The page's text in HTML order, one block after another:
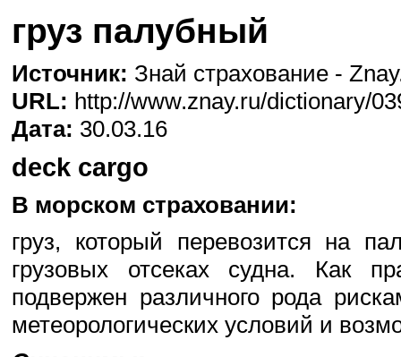
груз палубный
Источник: Знай страхование -
URL: http://www.znay.ru/dictionary/
Дата: 30.03.16
deck cargo
В морском страховании:
груз, который перевозится на
грузовых отсеках судна. Как
подвержен различного рода
метеорологических условий и